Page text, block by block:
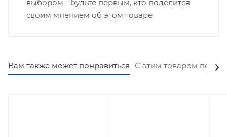
выбором - будьте первым, кто поделится
своим мнением об этом товаре
Вам также может понравиться С этим товаром